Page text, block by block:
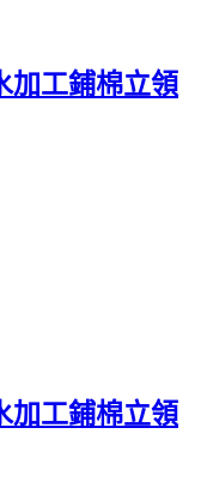
加工鋪棉立領
加工鋪棉立領